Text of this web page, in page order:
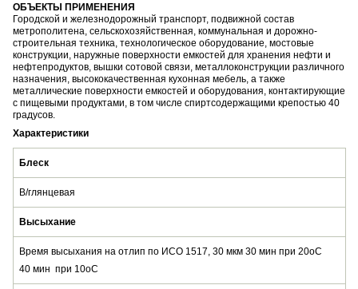
ОБЪЕКТЫ ПРИМЕНЕНИЯ
Городской и железнодорожный транспорт, подвижной состав
метрополитена, сельскохозяйственная, коммунальная и дорожно-
строительная техника, технологическое оборудование, мостовые
конструкции, наружные поверхности емкостей для хранения нефти и
нефтепродуктов, вышки сотовой связи, металлоконструкции различного
назначения, высококачественная кухонная мебель, а также
металлические поверхности емкостей и оборудования, контактирующие
с пищевыми продуктами, в том числе спиртсодержащими крепостью 40
градусов.
Характеристики
Блеск
В/глянцевая
Высыхание
Время высыхания на отлип по ИСО 1517, 30 мкм 30 мин при 20оС
40 мин при 10оС